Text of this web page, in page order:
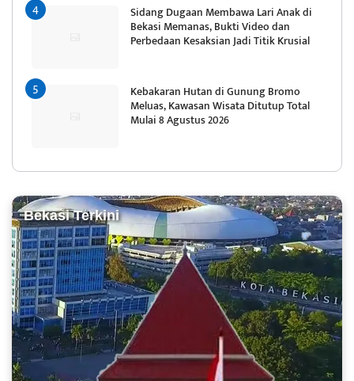
Sidang Dugaan Membawa Lari Anak di
Bekasi Memanas, Bukti Video dan
Perbedaan Kesaksian Jadi Titik Krusial
Kebakaran Hutan di Gunung Bromo
Meluas, Kawasan Wisata Ditutup Total
Mulai 8 Agustus 2026
Bekasi Terkini